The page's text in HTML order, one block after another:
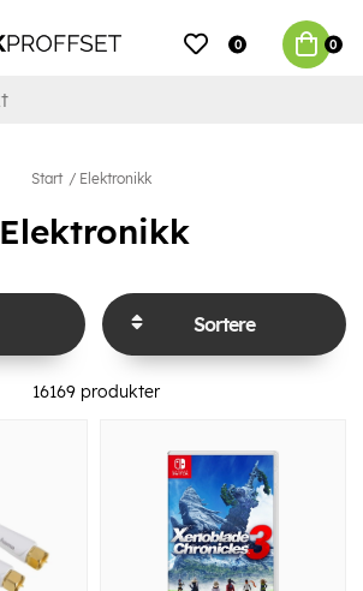
0 0
Start Elektronikk
Elektronikk
Sortere
16169 produkter